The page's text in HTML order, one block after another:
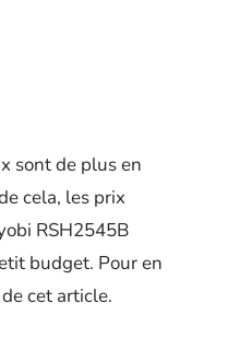
sont de plus en
cela, les prix
RSH2545B
budget. Pour en
cet article.